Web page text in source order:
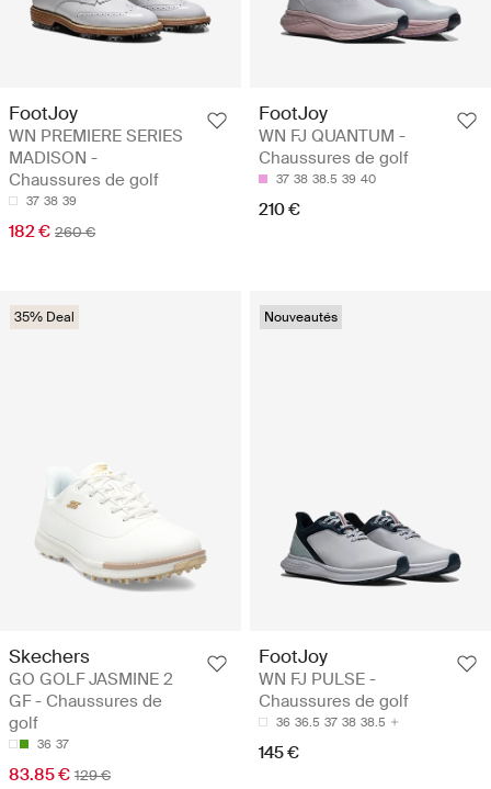
FootJoy
WN PREMIERE SERIES
MADISON -
Chaussures de golf
37 38 39
182 € 260 €
FootJoy
WN FJ QUANTUM -
Chaussures de golf
37 38 38.5 39 40
210 €
35% Deal
Skechers
GO GOLF JASMINE 2
GF - Chaussures de
golf
36 37
83.85 € 129 €
Nouveautés
FootJoy
WN FJ PULSE -
Chaussures de golf
36 36.5 37 38 38.5
145 €